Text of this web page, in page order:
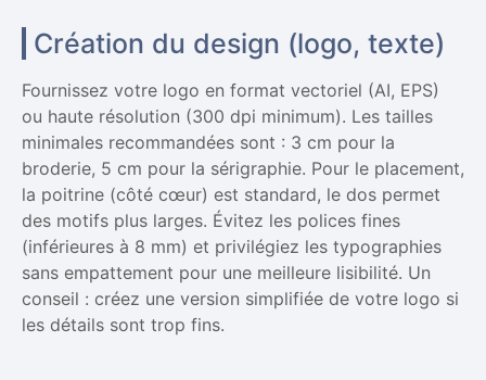
Création du design (logo, texte)
Fournissez votre logo en format vectoriel (AI, EPS)
ou haute résolution (300 dpi minimum). Les tailles
minimales recommandées sont : 3 cm pour la
broderie, 5 cm pour la sérigraphie. Pour le placement,
la poitrine (côté cœur) est standard, le dos permet
des motifs plus larges. Évitez les polices fines
(inférieures à 8 mm) et privilégiez les typographies
sans empattement pour une meilleure lisibilité. Un
conseil : créez une version simplifiée de votre logo si
les détails sont trop fins.